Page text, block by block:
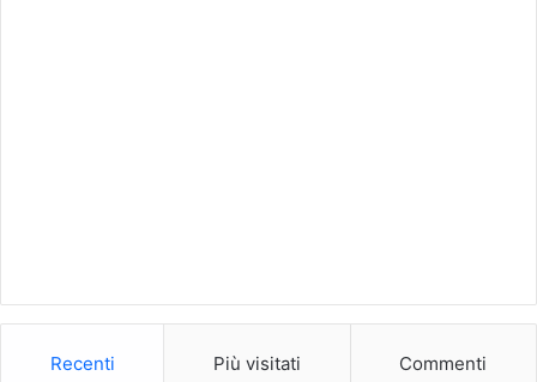
Recenti Più visitati Commenti